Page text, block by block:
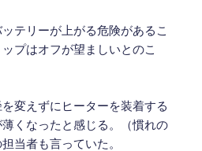
テリーが上がる危険があるこ
プはオフが望ましいとのこ
変えずにヒーターを装着する
くなったと感じる。（慣れの
当者も言っていた。